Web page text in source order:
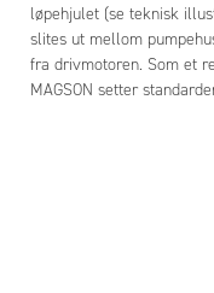
løpehjulet (se teknisk
slites ut mellom
fra drivmotoren. Som et
MAGSON setter